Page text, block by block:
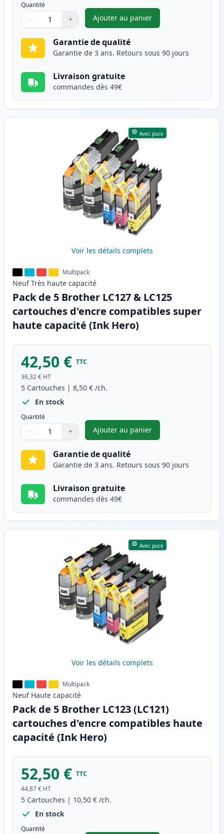
Quantité
Quantité
Utilisez les boutons pour ajuster
− +
Quantité
Ajouter au panier
,Pack de 10 Brother LC123
Garantie de qualité
Garantie de 3 ans. Retours sous 90 jours
Livraison gratuite
commandes dès 49€
Avec puce
Voir les détails complets
Multipack
Neuf Très haute capacité
Pack de 5 Brother LC127 & LC125
cartouches d'encre compatibles super
haute capacité (Ink Hero)
42,50 € TTC
36,32 € HT
5 Cartouches | 8,50 € /ch.
En stock
Quantité
Quantité
Utilisez les boutons pour ajuster
− +
Quantité
Ajouter au panier
,Pack de 5 Brother LC127 &
Garantie de qualité
Garantie de 3 ans. Retours sous 90 jours
Livraison gratuite
commandes dès 49€
Avec puce
Voir les détails complets
Multipack
Neuf Haute capacité
Pack de 5 Brother LC123 (LC121)
cartouches d'encre compatibles haute
capacité (Ink Hero)
52,50 € TTC
44,87 € HT
5 Cartouches | 10,50 € /ch.
En stock
Quantité